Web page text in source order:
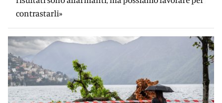
contrastarli»